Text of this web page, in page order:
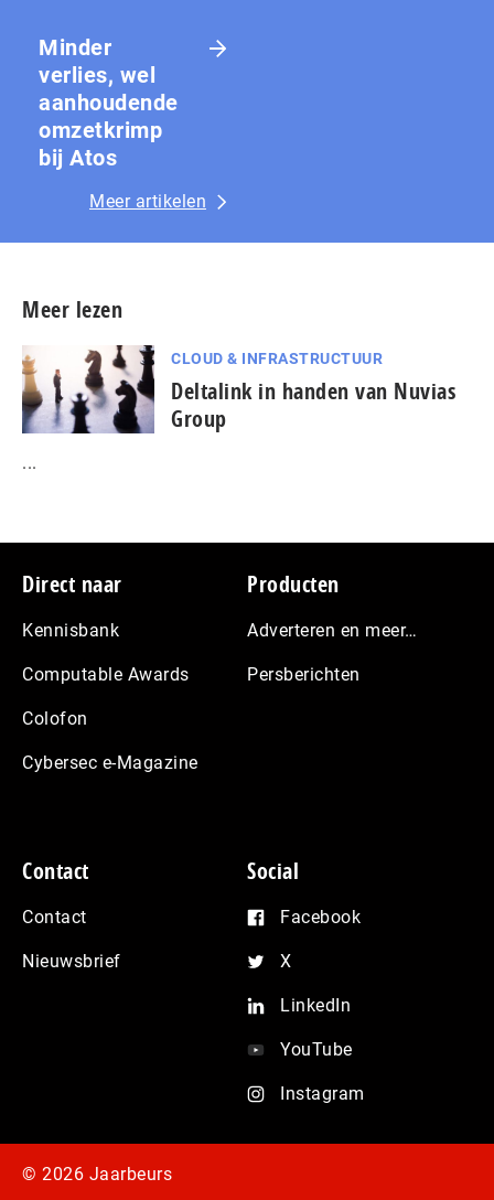
Minder
verlies, wel
aanhoudende
omzetkrimp
bij Atos
Meer artikelen
Meer lezen
CLOUD & INFRASTRUCTUUR
Deltalink in handen van Nuvias
Group
...
Footer
Direct naar
Kennisbank
Computable Awards
Colofon
Cybersec e-Magazine
Producten
Adverteren en meer…
Persberichten
Contact
Contact
Nieuwsbrief
Social
Facebook
X
LinkedIn
YouTube
Instagram
© 2026 Jaarbeurs